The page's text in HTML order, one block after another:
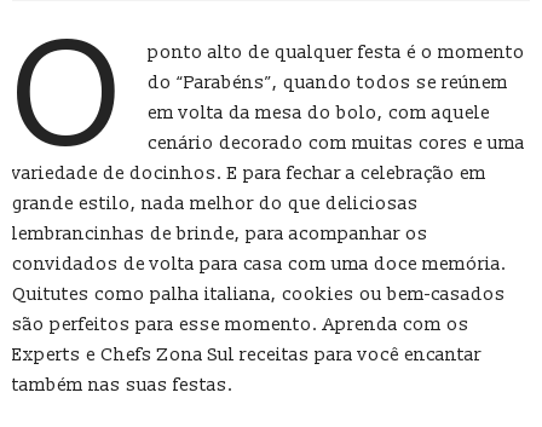
O
ponto alto de qualquer festa é o momento
do “Parabéns”, quando todos se reúnem
em volta da mesa do bolo, com aquele
cenário decorado com muitas cores e uma
variedade de docinhos. E para fechar a celebração em
grande estilo, nada melhor do que deliciosas
lembrancinhas de brinde, para acompanhar os
convidados de volta para casa com uma doce memória.
Quitutes como palha italiana, cookies ou bem-casados
são perfeitos para esse momento. Aprenda com os
Experts e Chefs Zona Sul receitas para você encantar
também nas suas festas.